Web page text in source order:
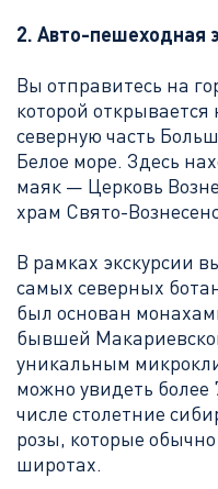
2. Авто-пешеходная
Вы отправитесь на
которой
северную часть
Белое море. Здесь
маяк — Церковь
храм Свято-
В рамках экскурсии
самых северных
был основан
бывшей
уникальным
можно увидеть более
числе столетние
розы, которые
широтах.